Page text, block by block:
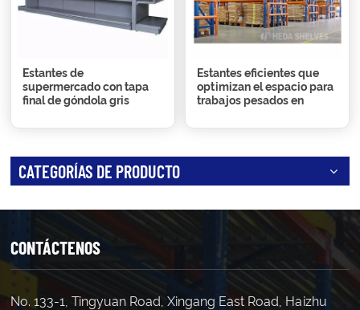
Estantes de
supermercado con tapa
final de góndola gris
Estantes eficientes que
optimizan el espacio para
trabajos pesados en
CATEGORÍAS DE PRODUCTO
CONTÁCTENOS
No. 133-1, Tingyuan Road, Xingang East Road, Haizhu